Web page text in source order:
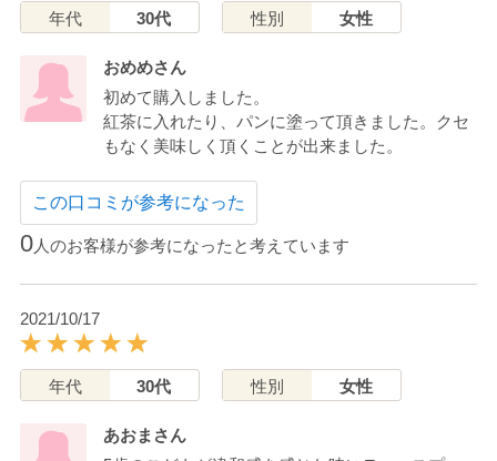
年代 30代 性別 女性
おめめさん
初めて購入しました。
紅茶に入れたり、パンに塗って頂きました。クセ
もなく美味しく頂くことが出来ました。
この口コミが参考になった
0人のお客様が参考になったと考えています
2021/10/17
年代 30代 性別 女性
あおまさん